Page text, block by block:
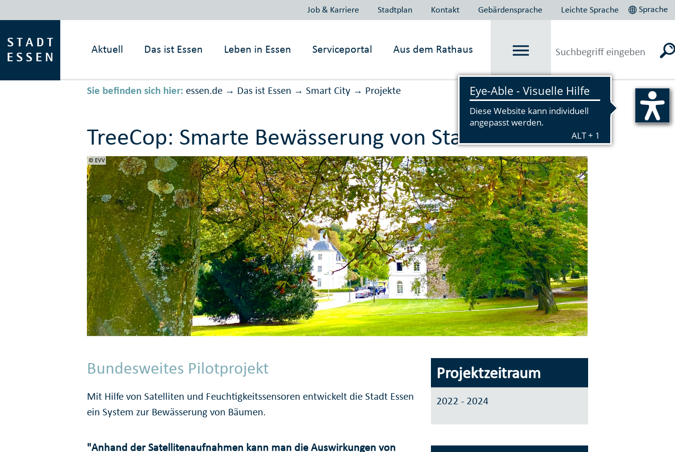
Job & Karriere Stadtplan Kontakt Gebärdensprache Leichte Sprache Sprache
Aktuell Das ist Essen Leben in Essen Serviceportal Aus dem Rathaus
Sie befinden sich hier: essen.de → Das ist Essen → Smart City → Projekte Vorlesen
TreeCop: Smarte Bewässerung von Stadtbäumen
© EVV
Bundesweites Pilotprojekt
Mit Hilfe von Satelliten und Feuchtig­keits­sensoren entwickelt die Stadt Essen
ein System zur Bewässerung von Bäumen.
"Anhand der Satelliten­auf­nah­men kann man die Auswir­kungen von
Projektzeitraum
2022 - 2024